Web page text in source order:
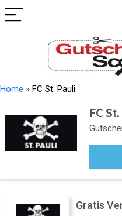
Home » FC St. Pauli
FC
Gratis